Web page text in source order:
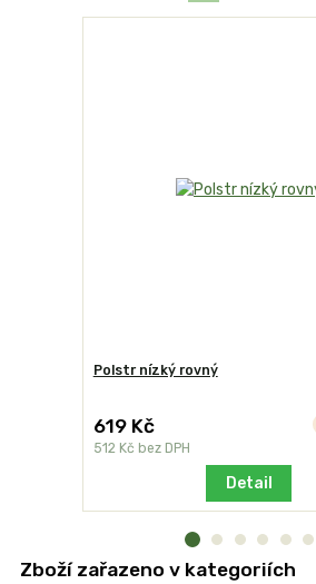
Polstr nízký rovný
619 Kč
512 Kč bez DPH
Detail
Zboží zařazeno v kategoriích